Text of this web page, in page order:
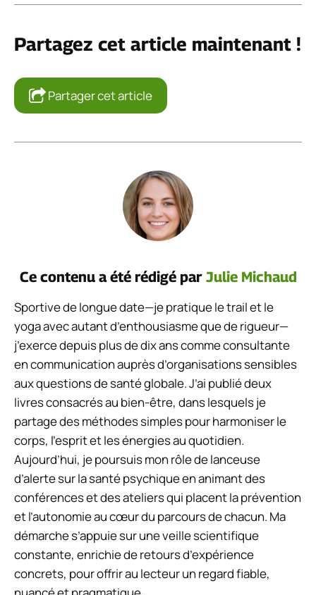
Partagez cet article maintenant !
Partager cet article
Ce contenu a été rédigé par Julie Michaud
Sportive de longue date—je pratique le trail et le
yoga avec autant d’enthousiasme que de rigueur—
j’exerce depuis plus de dix ans comme consultante
en communication auprès d’organisations sensibles
aux questions de santé globale. J’ai publié deux
livres consacrés au bien-être, dans lesquels je
partage des méthodes simples pour harmoniser le
corps, l’esprit et les énergies au quotidien.
Aujourd’hui, je poursuis mon rôle de lanceuse
d’alerte sur la santé psychique en animant des
conférences et des ateliers qui placent la prévention
et l’autonomie au cœur du parcours de chacun. Ma
démarche s’appuie sur une veille scientifique
constante, enrichie de retours d’expérience
concrets, pour offrir au lecteur un regard fiable,